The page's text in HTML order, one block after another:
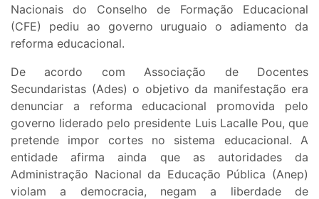
Nacionais do Conselho de Formação Educacional
(CFE) pediu ao governo uruguaio o adiamento da
reforma educacional.
De acordo com Associação de Docentes
Secundaristas (Ades) o objetivo da manifestação era
denunciar a reforma educacional promovida pelo
governo liderado pelo presidente Luis Lacalle Pou, que
pretende impor cortes no sistema educacional. A
entidade afirma ainda que as autoridades da
Administração Nacional da Educação Pública (Anep)
violam a democracia, negam a liberdade de